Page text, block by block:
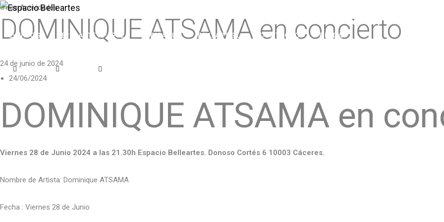
EVENTOS FERIA ARTE APARTE EL ESPACIO BELLEART S.L. CONTACTO TIENDA
Otras Actividades
DOMINIQUE ATSAMA en concierto
24 de junio de 2024
24/06/2024
DOMINIQUE ATSAMA en
Viernes 28 de Junio 2024 a las 21.30h Espacio Belleartes. Donoso Cortés 6 10003 Cáceres.
Nombre de Artista: Dominique ATSAMA
Fecha : Viernes 28 de Junio